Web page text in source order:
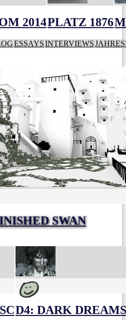
2014PLATZ 1876
ESSAYSINTERVIEWS
SWAN
D4: DARK